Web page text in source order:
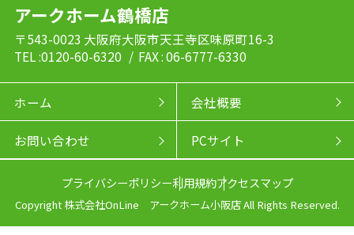
アークホーム鶴橋店
〒543-0023 大阪府大阪市天王寺区味原町16-3
TEL :0120-60-6320 / FAX : 06-6777-6330
ホーム 会社概要
お問い合わせ PCサイト
プライバシーポリシー利用規約アクセスマップ
Copyright 株式会社OnLine アークホーム小阪店 All Rights Reserved.